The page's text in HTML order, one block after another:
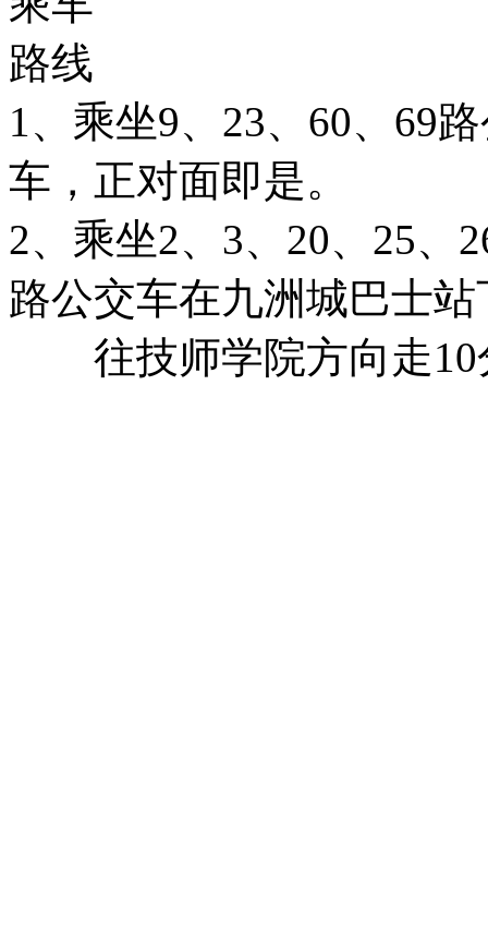
路线
1、乘坐9、23、60、69
车，正对面即是。
2、乘坐2、3、20、25、
路公交车在九洲城巴士站
往技师学院方向走10